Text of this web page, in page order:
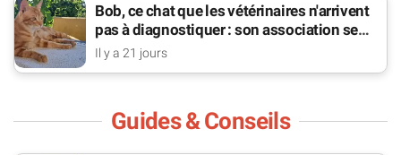
Bob, ce chat que les vétérinaires n'arrivent
pas à diagnostiquer : son association se
bat pour lui
Il y a 21 jours
Guides & Conseils